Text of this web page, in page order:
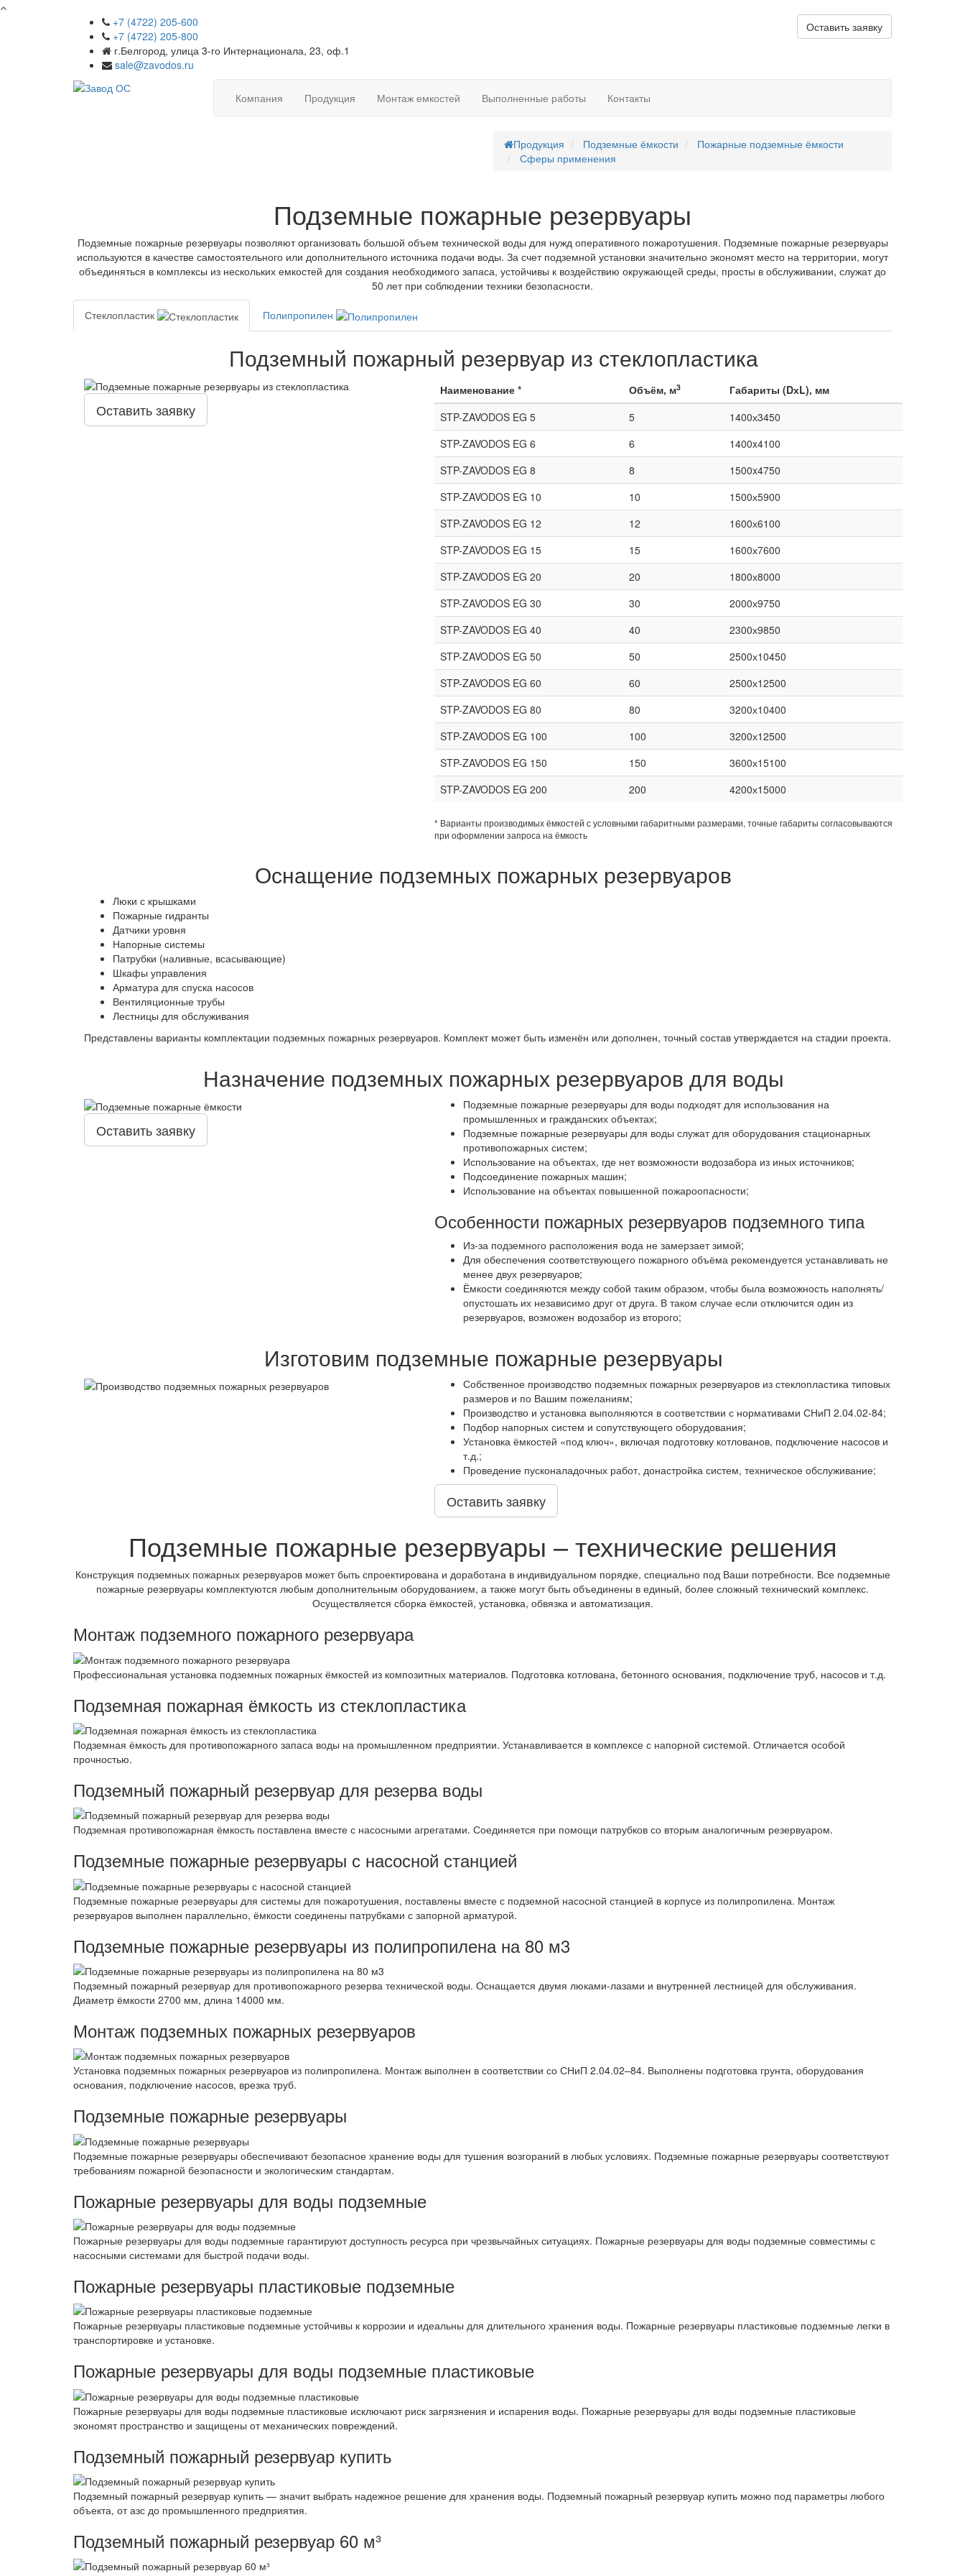
+7 (4722) 205-600
+7 (4722) 205-800
г.Белгород, улица 3-го Интернационала, 23, оф.1
sale@zavodos.ru
Оставить заявку
Компания Продукция Монтаж емкостей Выполненные работы Контакты
Продукция Подземные ёмкости
Пожарные подземные ёмкости
Сферы применения
Подземные пожарные резервуары
Подземные пожарные резервуары позволяют организовать большой объем технической воды для нужд оперативного пожаротушения. Подземные пожарные резервуары
используются в качестве самостоятельного или дополнительного источника подачи воды. За счет подземной установки значительно экономят место на территории, могут
объединяться в комплексы из нескольких емкостей для создания необходимого запаса, устойчивы к воздействию окружающей среды, просты в обслуживании, служат до
50 лет при соблюдении техники безопасности.
Стеклопластик Полипропилен
Подземный пожарный резервуар из стеклопластика
Оставить заявку
Наименование * Объём, м3
Габариты (DхL), мм
STP-ZAVODOS EG 5
5
1400х3450
STP-ZAVODOS EG 6
6
1400x4100
STP-ZAVODOS EG 8
8
1500x4750
STP-ZAVODOS EG 10
10
1500х5900
STP-ZAVODOS EG 12
12
1600х6100
STP-ZAVODOS EG 15
15
1600х7600
STP-ZAVODOS EG 20
20
1800х8000
STP-ZAVODOS EG 30
30
2000х9750
STP-ZAVODOS EG 40
40
2300х9850
STP-ZAVODOS EG 50
50
2500х10450
STP-ZAVODOS EG 60
60
2500х12500
STP-ZAVODOS EG 80
80
3200х10400
STP-ZAVODOS EG 100
100
3200х12500
STP-ZAVODOS EG 150
150
3600х15100
STP-ZAVODOS EG 200
200 4200х15000
* Варианты производимых ёмкостей с условными габаритными размерами, точные габариты согласовываются
при оформлении запроса на ёмкость
Оснащение подземных пожарных резервуаров
Люки с крышками
Пожарные гидранты
Датчики уровня
Напорные системы
Патрубки (наливные, всасывающие)
Шкафы управления
Арматура для спуска насосов
Вентиляционные трубы
Лестницы для обслуживания
Представлены варианты комплектации подземных пожарных резервуаров. Комплект может быть изменён или дополнен, точный состав утверждается на стадии проекта.
Назначение подземных пожарных резервуаров для воды
Оставить заявку
Подземные пожарные резервуары для воды подходят для использования на
промышленных и гражданских объектах;
Подземные пожарные резервуары для воды служат для оборудования стационарных
противопожарных систем;
Использование на объектах, где нет возможности водозабора из иных источников;
Подсоединение пожарных машин;
Использование на объектах повышенной пожароопасности;
Особенности пожарных резервуаров подземного типа
Из-за подземного расположения вода не замерзает зимой;
Для обеспечения соответствующего пожарного объёма рекомендуется устанавливать не
менее двух резервуаров;
Ёмкости соединяются между собой таким образом, чтобы была возможность наполнять/
опустошать их независимо друг от друга. В таком случае если отключится один из
резервуаров, возможен водозабор из второго;
Изготовим подземные пожарные резервуары
Собственное производство подземных пожарных резервуаров из стеклопластика типовых
размеров и по Вашим пожеланиям;
Производство и установка выполняются в соответствии с нормативами СНиП 2.04.02-84;
Подбор напорных систем и сопутствующего оборудования;
Установка ёмкостей «под ключ», включая подготовку котлованов, подключение насосов и
т.д.;
Проведение пусконаладочных работ, донастройка систем, техническое обслуживание;
Оставить заявку
Подземные пожарные резервуары – технические решения
Конструкция подземных пожарных резервуаров может быть спроектирована и доработана в индивидуальном порядке, специально под Ваши потребности. Все подземные
пожарные резервуары комплектуются любым дополнительным оборудованием, а также могут быть объединены в единый, более сложный технический комплекс.
Осуществляется сборка ёмкостей, установка, обвязка и автоматизация.
Монтаж подземного пожарного резервуара
Профессиональная установка подземных пожарных ёмкостей из композитных материалов. Подготовка котлована, бетонного основания, подключение труб, насосов и т.д.
Подземная пожарная ёмкость из стеклопластика
Подземная ёмкость для противопожарного запаса воды на промышленном предприятии. Устанавливается в комплексе с напорной системой. Отличается особой
прочностью.
Подземный пожарный резервуар для резерва воды
Подземная противопожарная ёмкость поставлена вместе с насосными агрегатами. Соединяется при помощи патрубков со вторым аналогичным резервуаром.
Подземные пожарные резервуары с насосной станцией
Подземные пожарные резервуары для системы для пожаротушения, поставлены вместе с подземной насосной станцией в корпусе из полипропилена. Монтаж
резервуаров выполнен параллельно, ёмкости соединены патрубками с запорной арматурой.
Подземные пожарные резервуары из полипропилена на 80 м3
Подземный пожарный резервуар для противопожарного резерва технической воды. Оснащается двумя люками-лазами и внутренней лестницей для обслуживания.
Диаметр ёмкости 2700 мм, длина 14000 мм.
Монтаж подземных пожарных резервуаров
Установка подземных пожарных резервуаров из полипропилена. Монтаж выполнен в соответствии со СНиП 2.04.02–84. Выполнены подготовка грунта, оборудования
основания, подключение насосов, врезка труб.
Подземные пожарные резервуары
Подземные пожарные резервуары обеспечивают безопасное хранение воды для тушения возгораний в любых условиях. Подземные пожарные резервуары соответствуют
требованиям пожарной безопасности и экологическим стандартам.
Пожарные резервуары для воды подземные
Пожарные резервуары для воды подземные гарантируют доступность ресурса при чрезвычайных ситуациях. Пожарные резервуары для воды подземные совместимы с
насосными системами для быстрой подачи воды.
Пожарные резервуары пластиковые подземные
Пожарные резервуары пластиковые подземные устойчивы к коррозии и идеальны для длительного хранения воды. Пожарные резервуары пластиковые подземные легки в
транспортировке и установке.
Пожарные резервуары для воды подземные пластиковые
Пожарные резервуары для воды подземные пластиковые исключают риск загрязнения и испарения воды. Пожарные резервуары для воды подземные пластиковые
экономят пространство и защищены от механических повреждений.
Подземный пожарный резервуар купить
Подземный пожарный резервуар купить — значит выбрать надежное решение для хранения воды. Подземный пожарный резервуар купить можно под параметры любого
объекта, от азс до промышленного предприятия.
Подземный пожарный резервуар 60 м³